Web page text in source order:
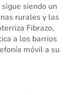
siendo un
rurales y las
Fibrazo,
a los barrios
móvil a su